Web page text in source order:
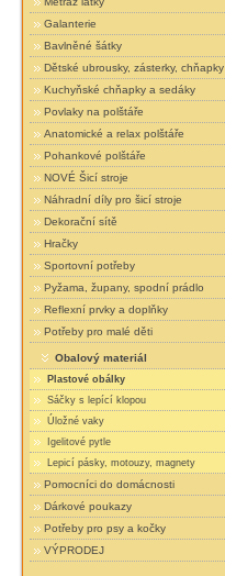
Galanterie
Bavlněné šátky
Dětské ubrousky, zásterky, chňapky
Kuchyňské chňapky a sedáky
Povlaky na polštáře
Anatomické a relax polštáře
Pohankové polštáře
NOVÉ Šicí stroje
Náhradní díly pro šicí stroje
Dekorační sítě
Hračky
Sportovní potřeby
Pyžama, župany, spodní prádlo
Reflexní prvky a doplňky
Potřeby pro malé děti
Obalový materiál
Plastové obálky
Sáčky s lepící klopou
Úložné vaky
Igelitové pytle
Lepicí pásky, motouzy, magnety
Pomocníci do domácnosti
Dárkové poukazy
Potřeby pro psy a kočky
VÝPRODEJ